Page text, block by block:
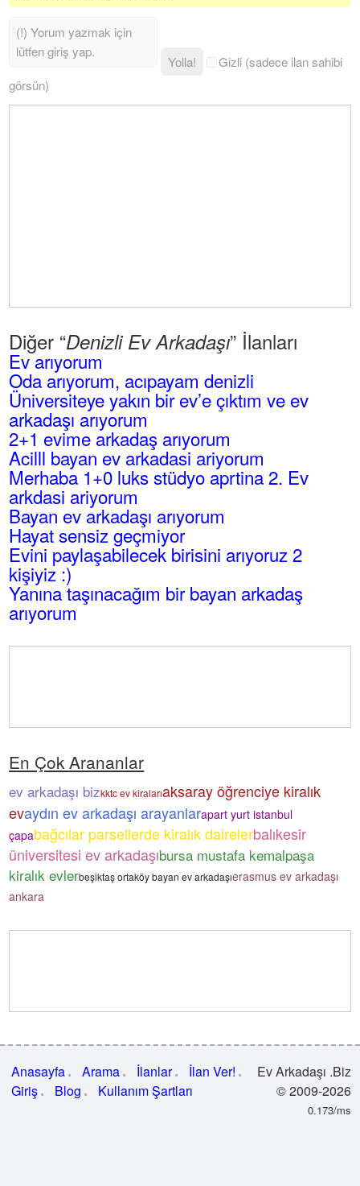
Yolla!
Gizli (sadece ilan sahibi
görsün)
Diğer “Denizli Ev Arkadaşı” İlanları
Ev arıyorum
Oda arıyorum, acıpayam denizli
Üniversiteye yakın bir ev’e çıktım ve ev
arkadaşı arıyorum
2+1 evime arkadaş arıyorum
Acilll bayan ev arkadasi ariyorum
Merhaba 1+0 luks stüdyo aprtina 2. Ev
arkdasi ariyorum
Bayan ev arkadaşı arıyorum
Hayat sensiz geçmiyor
Evini paylaşabilecek birisini arıyoruz 2
kişiyiz :)
Yanına taşınacağım bir bayan arkadaş
arıyorum
En Çok Arananlar
ev arkadaşı bizkktc ev kiralarıaksaray öğrenciye kiralık
evaydın ev arkadaşı arayanlarapart yurt istanbul
çapabağcılar parsellerde kiralık dairelerbalıkesir
üniversitesi ev arkadaşıbursa mustafa kemalpaşa
kiralık evlerbeşiktaş ortaköy bayan ev arkadaşıerasmus ev arkadaşı
ankara
Anasayfa Arama İlanlar
İlan Ver!
Giriş
Blog Kullanım Şartları
Ev Arkadaşı .Biz
© 2009-2026
0.173/ms